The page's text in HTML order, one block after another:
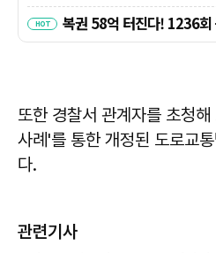
또한 경찰서 관계자를 초청
사례'를 통한 개정된 도로교
다.
관련기사